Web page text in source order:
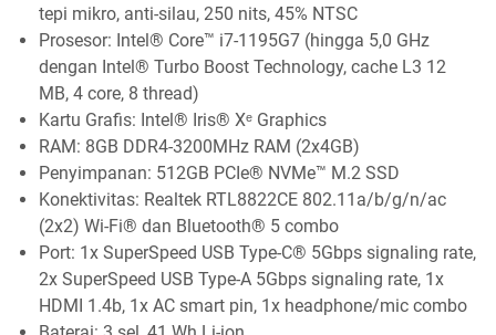
tepi mikro, anti-silau, 250 nits, 45% NTSC
Prosesor: Intel® Core™ i7-1195G7 (hingga 5,0 GHz
dengan Intel® Turbo Boost Technology, cache L3 12
MB, 4 core, 8 thread)
Kartu Grafis: Intel® Iris® Xᵉ Graphics
RAM: 8GB DDR4-3200MHz RAM (2x4GB)
Penyimpanan: 512GB PCIe® NVMe™ M.2 SSD
Konektivitas: Realtek RTL8822CE 802.11a/b/g/n/ac
(2x2) Wi-Fi® dan Bluetooth® 5 combo
Port: 1x SuperSpeed ​​​​USB Type-C® 5Gbps signaling rate,
2x SuperSpeed ​​USB Type-A 5Gbps signaling rate, 1x
HDMI 1.4b, 1x AC smart pin, 1x headphone/mic combo